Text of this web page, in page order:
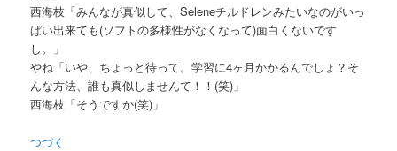
西海枝「みんなが真似して、Seleneチルドレンみたいなのがいっ
ぱい出来ても(ソフトの多様性がなくなって)面白くないです
し。」
やね「いや、ちょっと待って。学習に4ヶ月かかるんでしょ？そ
んな方法、誰も真似しませんて！！(笑)」
西海枝「そうですか(笑)」
つづく